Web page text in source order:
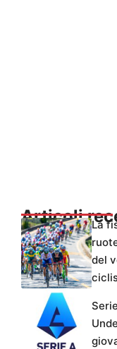
Articoli
La
del